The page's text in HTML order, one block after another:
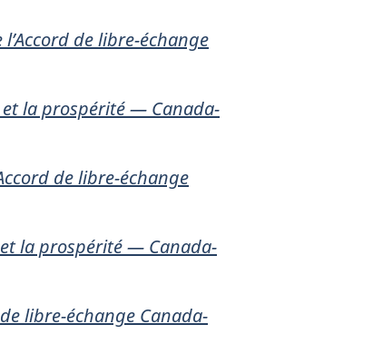
de libre-échange
la prospérité — Canada-
de libre-échange
la prospérité — Canada-
libre-échange Canada-